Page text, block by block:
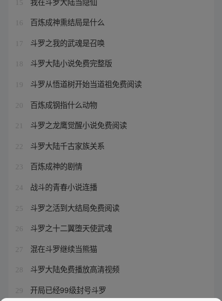
15
16 百炼成神熏结局是什么
17 斗罗之我的武魂是召唤
18 斗罗大陆小说免费完整版
19 斗罗从悟道树开始当道祖免费阅读
20 百炼成钢指什么动物
21 斗罗之龙鹰觉醒小说免费阅读
22 斗罗大陆千古家族关系
23 百炼成神的剧情
24 战斗的青春小说连播
25 斗罗之活到大结局免费阅读
26 斗罗之十二翼堕天使武魂
27 混在斗罗继续当熊猫
28 斗罗大陆免费播放高清视频
29 开局已经99级封号斗罗